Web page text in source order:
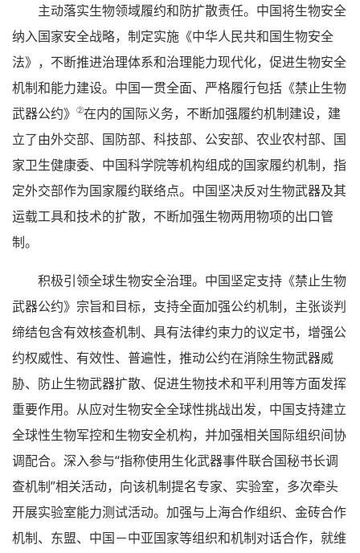
主动落实生物领域履约和防扩散责任。中国将生物安全
纳入国家安全战略，制定实施《中华人民共和国生物安全
法》，不断推进治理体系和治理能力现代化，促进生物安全
机制和能力建设。中国一贯全面、严格履行包括《禁止生物
武器公约》 ②在内的国际义务，不断加强履约机制建设，建
立了由外交部、国防部、科技部、公安部、农业农村部、国
家卫生健康委、中国科学院等机构组成的国家履约机制，指
定外交部作为国家履约联络点。中国坚决反对生物武器及其
运载工具和技术的扩散，不断加强生物两用物项的出口管
制。
积极引领全球生物安全治理。中国坚定支持《禁止生物
武器公约》宗旨和目标，支持全面加强公约机制，主张谈判
缔结包含有效核查机制、具有法律约束力的议定书，增强公
约权威性、有效性、普遍性，推动公约在消除生物武器威
胁、防止生物武器扩散、促进生物技术和平利用等方面发挥
重要作用。从应对生物安全全球性挑战出发，中国支持建立
全球性生物军控和生物安全机构，并加强相关国际组织间协
调配合。深入参与“指称使用生化武器事件联合国秘书长调
查机制”相关活动，向该机制提名专家、实验室，多次牵头
开展实验室能力测试活动。加强与上海合作组织、金砖合作
机制、东盟、中国－中亚国家等组织和机制对话合作，就维